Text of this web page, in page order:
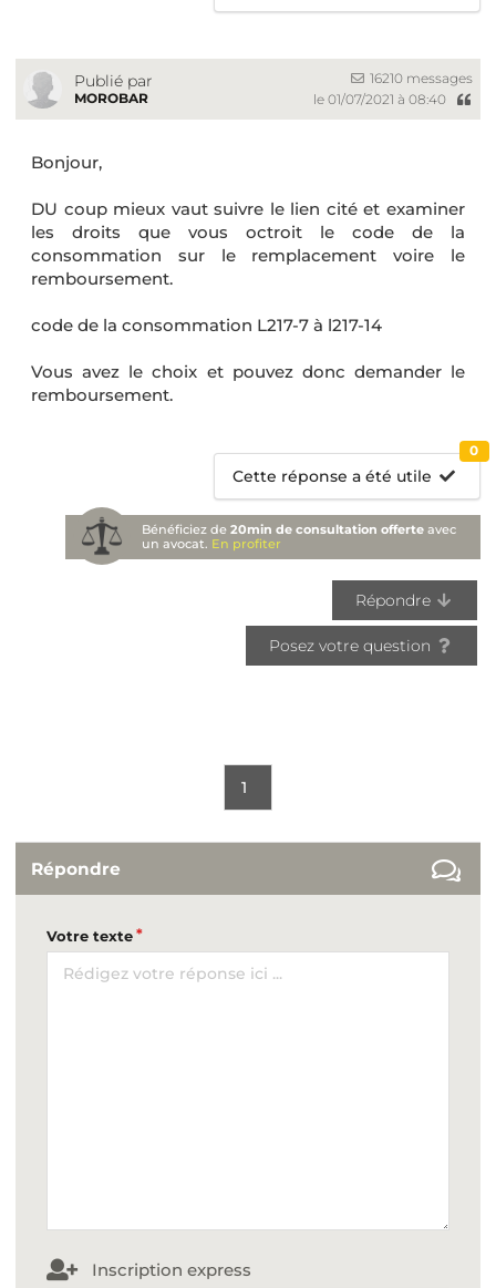
Publié par
MOROBAR
16210 messages
le 01/07/2021 à 08:40
Bonjour,
DU coup mieux vaut suivre le lien cité et examiner
les droits que vous octroit le code de la
consommation sur le remplacement voire le
remboursement.
code de la consommation L217-7 à l217-14
Vous avez le choix et pouvez donc demander le
remboursement.
Cette réponse a été utile
0
Bénéficiez de20min de consultation offerte avec
un avocat. En profiter
Répondre
Posez votre question
1
Répondre
Votre texte
Inscription express